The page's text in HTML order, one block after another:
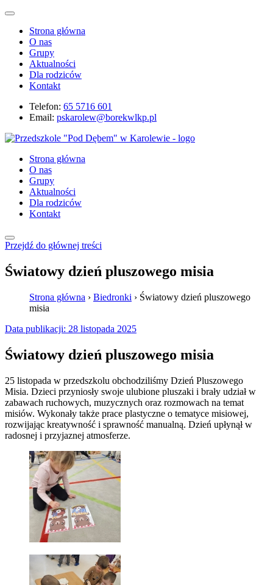
Strona główna
O nas
Grupy
Aktualności
Dla rodziców
Kontakt
Telefon: 65 5716 601
Email: pskarolew@borekwlkp.pl
Strona główna
O nas
Grupy
Aktualności
Dla rodziców
Kontakt
Przejdź do głównej treści
Światowy dzień pluszowego misia
Strona główna › Biedronki › Światowy dzień pluszowego
misia
Data publikacji: 28 listopada 2025
Światowy dzień pluszowego misia
25 listopada w przedszkolu obchodziliśmy Dzień Pluszowego
Misia. Dzieci przyniosły swoje ulubione pluszaki i brały udział w
zabawach ruchowych, muzycznych oraz rozmowach na temat
misiów. Wykonały także prace plastyczne o tematyce misiowej,
rozwijając kreatywność i sprawność manualną. Dzień upłynął w
radosnej i przyjaznej atmosferze.